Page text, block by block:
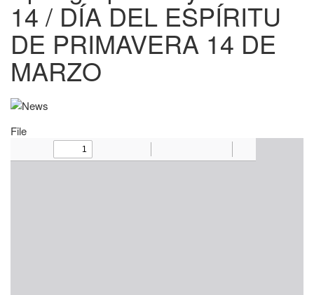
14 / DÍA DEL ESPÍRITU
DE PRIMAVERA 14 DE
MARZO
File